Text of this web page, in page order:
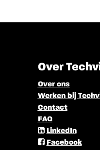
Over
Over ons
Werken bij
Contact
FAQ
LinkedIn
Facebook